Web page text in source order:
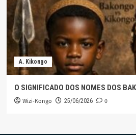
A. Kikongo
O SIGNIFICADO DOS NOMES DOS
Wizi-Kongo 25/06/2026 0